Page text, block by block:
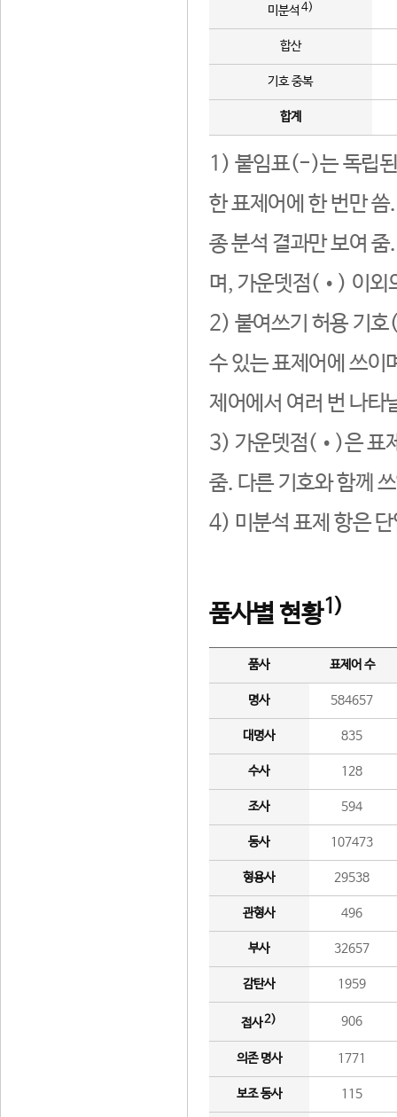
미분석 4)
합산
기호 중복
합계
1) 붙임표(-)는 독립된
한 표제어에 한 번만
종 분석 결과만 보여
며, 가운뎃점(•) 이외
2) 붙여쓰기 허용 기호
수 있는 표제어에 쓰이
제어에서 여러 번 나타
3) 가운뎃점(•)은 표
줌. 다른 기호와 함께
4) 미분석 표제 항은
품사별 현황1)
품사 표제어 수
명사 584657
대명사 835
수사 128
조사 594
동사 107473
형용사 29538
관형사 496
부사 32657
감탄사 1959
접사2) 906
의존 명사 1771
보조 동사 115